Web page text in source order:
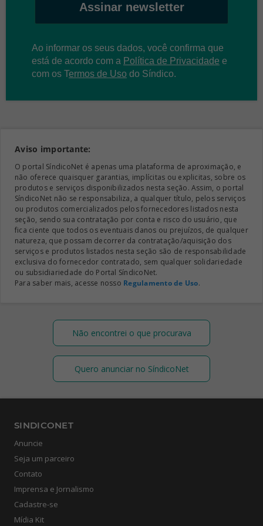
Assinar newsletter
Ao informar os seus dados, você confirma que
está de acordo com a Política de Privacidade e
com os Termos de Uso do Síndico.
Aviso importante:
O portal SíndicoNet é apenas uma plataforma de aproximação, e
não oferece quaisquer garantias, implícitas ou explicitas, sobre os
produtos e serviços disponibilizados nesta seção. Assim, o portal
SíndicoNet não se responsabiliza, a qualquer título, pelos serviços
ou produtos comercializados pelos fornecedores listados nesta
seção, sendo sua contratação por conta e risco do usuário, que
fica ciente que todos os eventuais danos ou prejuízos, de qualquer
natureza, que possam decorrer da contratação/aquisição dos
serviços e produtos listados nesta seção são de responsabilidade
exclusiva do fornecedor contratado, sem qualquer solidariedade
ou subsidiariedade do Portal SíndicoNet.
Para saber mais, acesse nosso Regulamento de Uso.
Não encontrei o que procurava
Quero anunciar no SíndicoNet
SINDICONET
Anuncie
Seja um parceiro
Contato
Imprensa e Jornalismo
Cadastre-se
Mídia Kit